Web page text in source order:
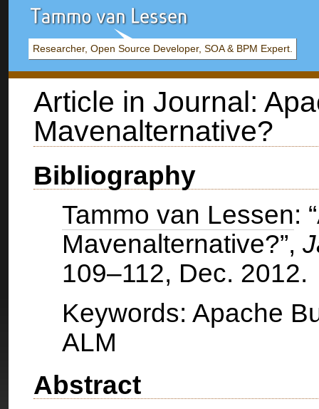
Researcher, Open Source Developer, SOA & BPM Expert.
Article in Journal:
Mavenalternative?
Bibliography
Tammo van Lessen:
Mavenalternative?”,
109–112, Dec. 2012.
Keywords: Apache
ALM
Abstract